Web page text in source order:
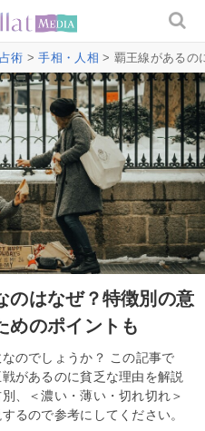
占術 >手相・人相 > 覇王線があるの
のはなぜ？特徴別の意
めのポイントも
のでしょうか？ この記事で
があるのに貧乏な理由を解説
、＜濃い・薄い・切れ切れ＞
るので参考にしてください。